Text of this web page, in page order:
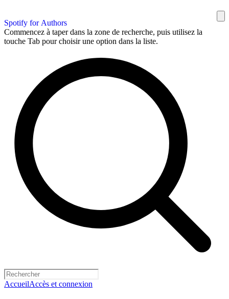
Spotify for Authors
Commencez à taper dans la zone de recherche, puis utilisez la
touche Tab pour choisir une option dans la liste.
AccueilAccès et connexion